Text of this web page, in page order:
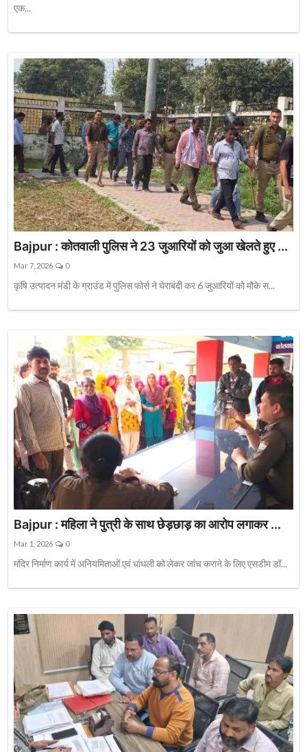
एक...
Bajpur : कोतवाली पुलिस ने 23 जुआरियों को जुआ खेलते हुए ...
Mar 7, 2026 0
कृषि उत्पादन मंडी के ग्राउंड में पुलिस फोर्स ने घेराबंदी कर 6 जुआरियों को मौके स...
Bajpur : महिला ने पुत्री के साथ छेड़छाड़ का आरोप लगाकर ...
Mar 1, 2026 0
मंदिर निर्माण कार्य में अनियमिताओं एवं धांधली को लेकर जांच कराने के लिए एसडीम डॉ...